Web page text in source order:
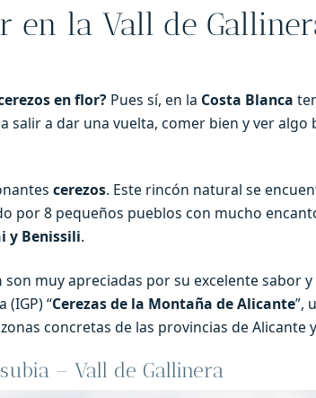
en la Vall de
en flor? Pues sí, en la Costa Blanca
salir a dar una vuelta, comer bien y ver
cerezos. Este rincón natural se
por 8 pequeños pueblos con mucho
y Benissili.
son muy apreciadas por su excelente sabor y
“Cerezas de la Montaña de Alicante”,
concretas de las provincias de Alicante
– Vall de Gallinera